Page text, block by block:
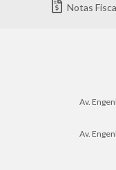
Notas
Av.
Av.